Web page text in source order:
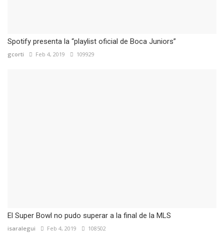
Spotify presenta la “playlist oficial de Boca Juniors”
gcorti Feb 4, 2019 109929
El Super Bowl no pudo superar a la final de la MLS
isaralegui Feb 4, 2019 108502